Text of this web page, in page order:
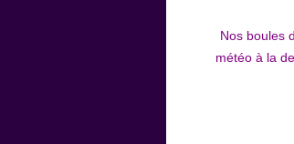
Nos boules
météo à la